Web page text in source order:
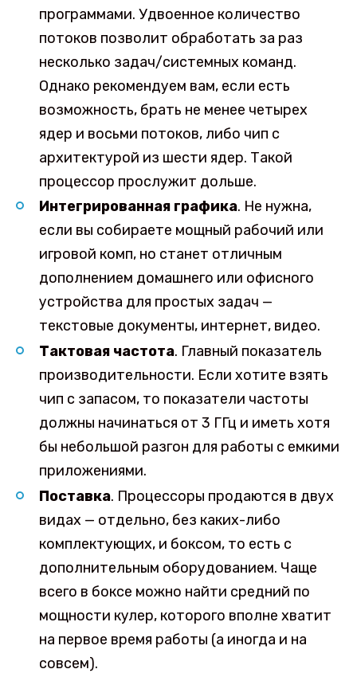
программами. Удвоенное количество
потоков позволит обработать за раз
несколько задач/системных команд.
Однако рекомендуем вам, если есть
возможность, брать не менее четырех
ядер и восьми потоков, либо чип с
архитектурой из шести ядер. Такой
процессор прослужит дольше.
Интегрированная графика. Не нужна,
если вы собираете мощный рабочий или
игровой комп, но станет отличным
дополнением домашнего или офисного
устройства для простых задач —
текстовые документы, интернет, видео.
Тактовая частота. Главный показатель
производительности. Если хотите взять
чип с запасом, то показатели частоты
должны начинаться от 3 ГГц и иметь хотя
бы небольшой разгон для работы с емкими
приложениями.
Поставка. Процессоры продаются в двух
видах — отдельно, без каких-либо
комплектующих, и боксом, то есть с
дополнительным оборудованием. Чаще
всего в боксе можно найти средний по
мощности кулер, которого вполне хватит
на первое время работы (а иногда и на
совсем).